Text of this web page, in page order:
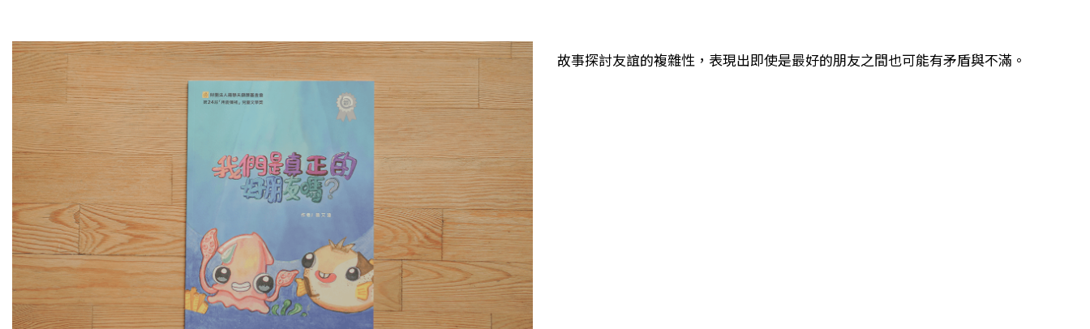
故事探討友誼的複雜性，表現出即使是最好的朋友之間也可能有矛盾與不滿。